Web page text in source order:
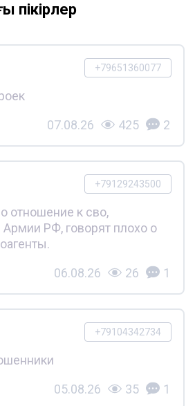
пікірлер
+79651360077
07.08.26 425 2
+79129243500
отношение к сво,
РФ, говорят плохо о
06.08.26 26 1
+79104342734
05.08.26 35 1